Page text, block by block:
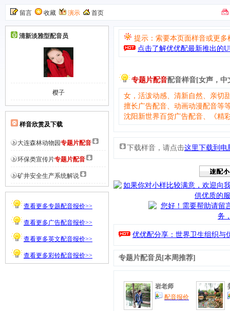
留言 收藏 演示 首页
清新淡雅型配音员
樱子
样音欣赏及下载
大连森林动物园专题片配音
环保类宣传片专题片配音
矿井安全生产系统解说
查看更多专题配音报价>>
查看更多广告配音报价>>
查看更多英文配音报价>>
查看更多彩铃配音报价>>
提示：索要本页面样音或更
点击了解优优配最新推出的
专题片配音配音样音[女声，中
女，活泼动感、清新自然、亲切
擅长广告配音、动画动漫配音等
沈阳新世界百货广告配音、《精
下载样音，请点击这里下载到电
优优配分享：世界卫生组织与
专题片配音员[本周推荐]
岩老师
配音报价